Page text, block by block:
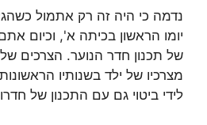
נדמה כי היה זה רק אתמול
יומו הראשון בכיתה א', וכיום
של תכנון חדר הנוער. הצרכים
מצרכיו של ילד בשנותיו
לידי ביטוי גם עם התכנון של